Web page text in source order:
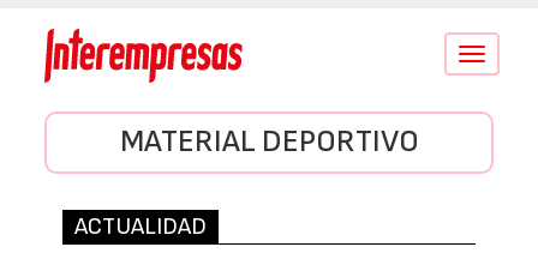
Conmutar
MATERIAL DEPORTIVO
ACTUALIDAD